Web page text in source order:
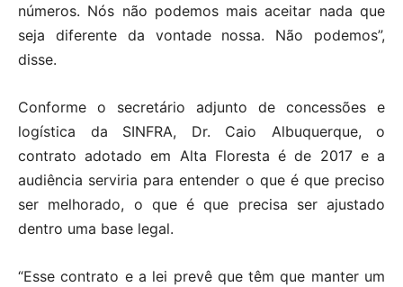
números. Nós não podemos mais aceitar nada que
seja diferente da vontade nossa. Não podemos”,
disse.
Conforme o secretário adjunto de concessões e
logística da SINFRA, Dr. Caio Albuquerque, o
contrato adotado em Alta Floresta é de 2017 e a
audiência serviria para entender o que é que preciso
ser melhorado, o que é que precisa ser ajustado
dentro uma base legal.
“Esse contrato e a lei prevê que têm que manter um